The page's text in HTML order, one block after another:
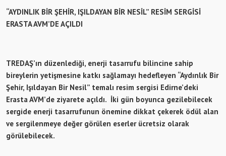
“AYDINLIK BİR ŞEHİR, IŞILDAYAN BİR NESİL” RESİM SERGİSİ
ERASTA AVM’DE AÇILDI
TREDAŞ’ın düzenlediği, enerji tasarrufu bilincine sahip
bireylerin yetişmesine katkı sağlamayı hedefleyen “Aydınlık Bir
Şehir, Işıldayan Bir Nesil” temalı resim sergisi Edirne’deki
Erasta AVM’de ziyarete açıldı. İki gün boyunca gezilebilecek
sergide enerji tasarrufunun önemine dikkat çekerek ödül alan
ve sergilenmeye değer görülen eserler ücretsiz olarak
görülebilecek.